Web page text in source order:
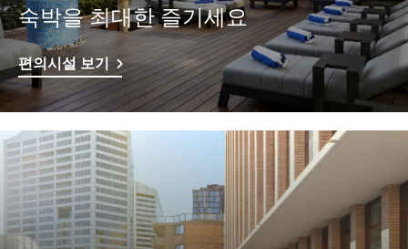
숙박을 최대한 즐기세요
편의시설 보기